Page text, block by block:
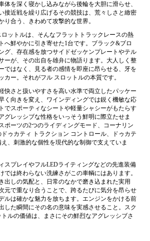
体を深く寝かし込みながら後輪を大胆に滑らせ、
接近戦を繰り広げるその競技は、荒々しさと緻密
り合う、きわめて攻撃的な世界。
ットルは、そんなフラットトラックレースの熱
へ鮮やかに引き寄せた1台です。ブラック&ブロ
グ、存在感を放つサイドゼッケンプレートやテル
ーが、その出自を雄弁に物語ります。大人しく整
ではなく、見る者の感情を即座に昂らせる、牙を
カー。それがフル スロットルの本質です。
快さと扱いやすさを高い水準で両立したパッケー
く向きを変え、ワインディングでは鋭く機敏な応
でスポーティなシートや軽量シャシーがもたらす
グレッシブな性格をいっそう鮮明に際立たせま
ポーツの2つのライディングモード、コーナリン
ゥカティ トラクション コントロール、ドゥカテ
、刺激的な個性を現代的な制御で支えていま
スプレイやフルLEDライティングなどの先進装備
では終わらない洗練さがこの車輌にはあります。
出しの気配と、日常のなかで磨き込まれた実用
元で重なり合うことで、跨るたびに気分を昂らせ
ルは確かな魅力を放ちます。エンジンをかける前
した瞬間にその名の意味を実感させること。スク
ルの価値は、まさにその鮮烈なアグレッシブさ